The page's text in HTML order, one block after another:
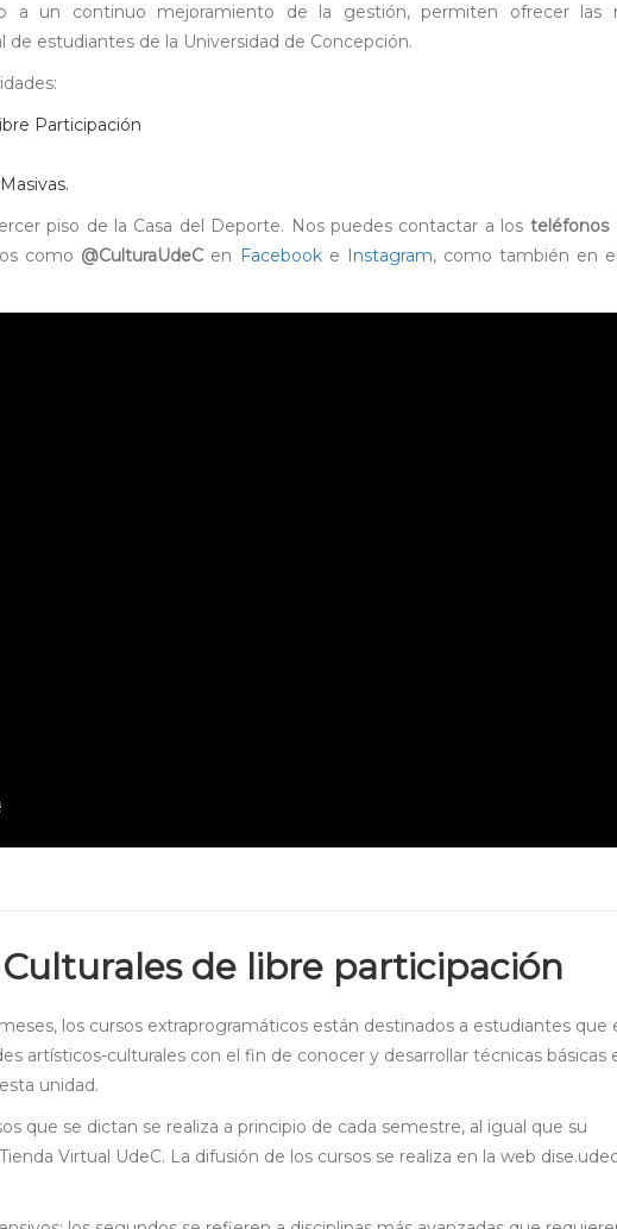
a un continuo mejoramiento de la gestión, permiten ofrecer las
estudiantes de la Universidad de Concepción.
Participación
piso de la Casa del Deporte. Nos puedes contactar a los teléfonos
como @CulturaUdeC en Facebooke Instagram, como también en
de libre participación
los cursos extraprogramáticos están destinados a estudiantes que
artísticos-culturales con el fin de conocer y desarrollar técnicas básicas
unidad.
que se dictan se realiza a principio de cada semestre, al igual que su
Virtual UdeC. La difusión de los cursos se realiza en la web